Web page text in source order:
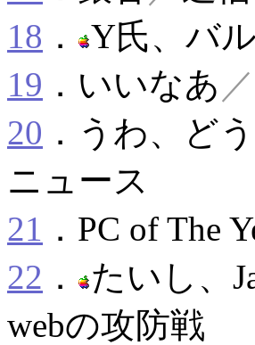
18 ．
Y氏、バ
19 ．いいなあ ／
20 ．うわ、ど
ニュース
21 ．PC of The
22 ．
たいし、
webの攻防戦